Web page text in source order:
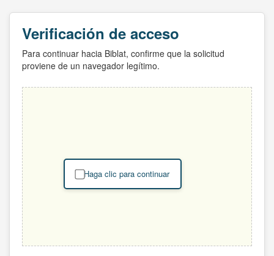
Verificación de acceso
Para continuar hacia Biblat, confirme que la solicitud
proviene de un navegador legítimo.
Haga clic para continuar